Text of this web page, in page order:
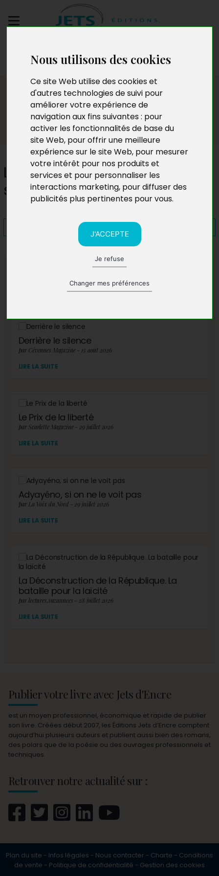
Nous utilisons des cookies
Ce site Web utilise des cookies et
d'autres technologies de suivi pour
améliorer votre expérience de
navigation aux fins suivantes : pour
activer les fonctionnalités de base du
site Web, pour offrir une meilleure
expérience sur le site Web, pour mesurer
votre intérêt pour nos produits et
services et pour personnaliser les
interactions marketing, pour diffuser des
publicités plus pertinentes pour vous.
J'ACCEPTE
Je refuse
Changer mes préférences
manuscrit
Presse
Le sarcome d'Ewing et moi. Et
si nous restions amis ?
A lire également
Derrière le silence
par Cévennes Magazine - 15 août 2026
LIRE LA SUITE
Le Prix de la liberté
par Scarlette Magazine - 29 juillet 2026
LIRE LA SUITE
Adyayéno, si on ne le voit pas
par La Voix du Nord - 29 juillet 2026
LIRE LA SUITE
La Déconstruction de la République. La
bataille pour la laïcité
par lectures.suzannees - 28 juillet 2026
LIRE LA SUITE
Publier votre livre avec Jets d'Encre
est un moyen professionnel, économique et rapide de publier
son livre. Créées début 2007, les Éditions Jets d’Encre comptent
aujourd’hui plusieurs auteurs et publient aussi bien des romans,
des polars que de la poésie ou des ouvrages professionnels et
techniques.
Retrouver notre actualité sur :
Plan du site - Infos légales - Nous contacter - Charte - Conditions
de vente - Politique de confidentialité - Gestion des cookies